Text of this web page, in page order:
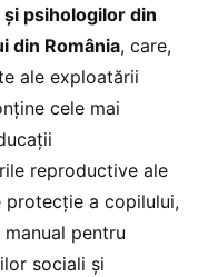
psihologilor din
din România, care,
ale exploatării
cele mai
reproductive ale
protecție a copilului,
pentru
sociali și